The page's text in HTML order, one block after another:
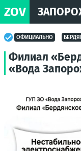
ZOV
ОФИЦИАЛЬНО
Филиал
«Вода